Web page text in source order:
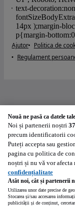
Ajutor Politica de
Regulament
Nouă ne pasă ca datele
Noi și partenerii noștri
precum identificatorii
Puteți accepta sau
pagina cu politica de
noștri și nu vă vor afecta
confidențialitate
Atât noi, cât și partenerii
Utilizarea unor date precise de
Stocarea și/sau accesarea
publicității și de conținut,